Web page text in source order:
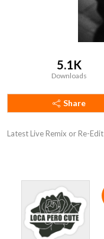
5.1K
Downloads
Share
Latest Live Remix or Re-Edit